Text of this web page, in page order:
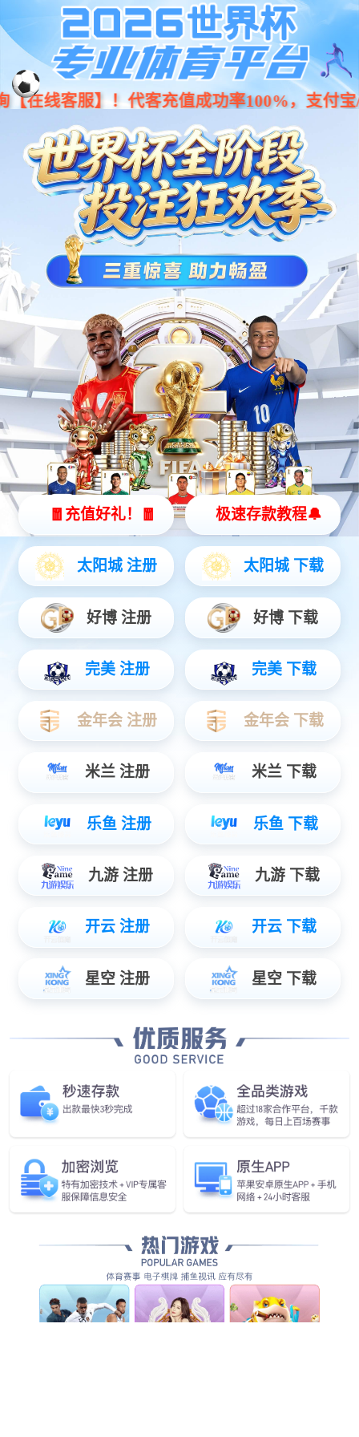
...
Previous
智能硬件
聚焦AIoT领域务实创新，打造风险感知/边缘全域产品...
安防运营
数据服务
智能物联数据使能，辅助管理智慧决策...
安防服务
查看全部产品服务